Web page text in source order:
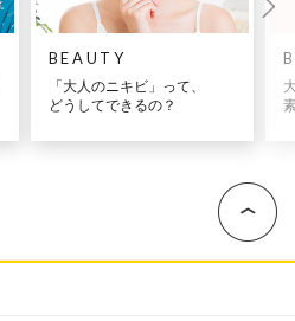
BEAUTY
「大人のニキビ」って、
どうしてできるの？